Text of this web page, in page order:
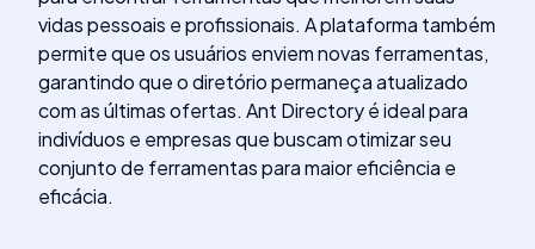
vidas pessoais e profissionais. A plataforma também
permite que os usuários enviem novas ferramentas,
garantindo que o diretório permaneça atualizado
com as últimas ofertas. Ant Directory é ideal para
indivíduos e empresas que buscam otimizar seu
conjunto de ferramentas para maior eficiência e
eficácia.